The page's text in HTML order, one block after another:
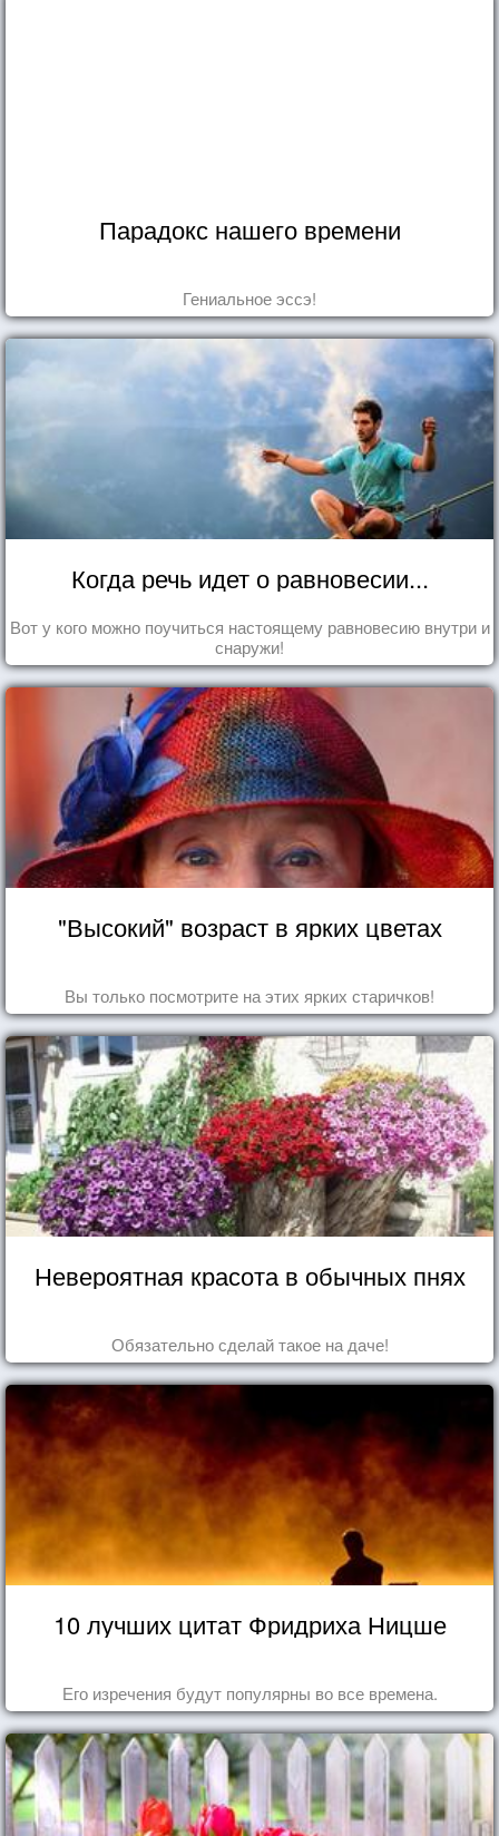
Парадокс нашего времени
Гениальное эссэ!
Когда речь идет о равновесии...
Вот у кого можно поучиться настоящему равновесию внутри и
снаружи!
"Высокий" возраст в ярких цветах
Вы только посмотрите на этих ярких старичков!
Невероятная красота в обычных пнях
Обязательно сделай такое на даче!
10 лучших цитат Фридриха Ницше
Его изречения будут популярны во все времена.